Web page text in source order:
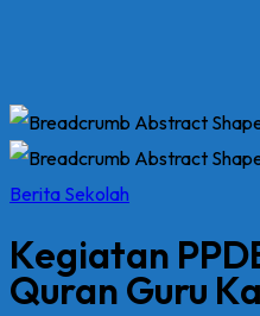
Berita Sekolah
Kegiatan
Quran Guru